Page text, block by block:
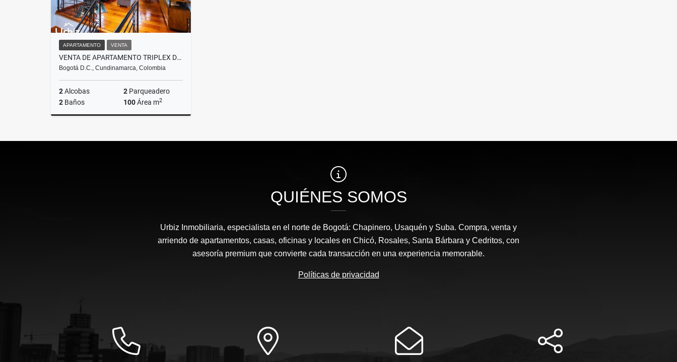
APARTAMENTO VENTA
VENTA DE APARTAMENTO TRIPLEX DE 100 M² EN SAN PATRICIO
Bogotá D.C., Cundinamarca, Colombia
2Alcobas 2 Parqueadero
2 Baños 100Área m2
$690.000.000
QUIÉNES SOMOS
Urbiz Inmobiliaria, especialista en el norte de Bogotá: Chapinero, Usaquén y Suba. Compra, venta y
arriendo de apartamentos, casas, oficinas y locales en Chicó, Rosales, Santa Bárbara y Cedritos, con
asesoría premium que convierte cada transacción en una experiencia memorable.
Políticas de privacidad